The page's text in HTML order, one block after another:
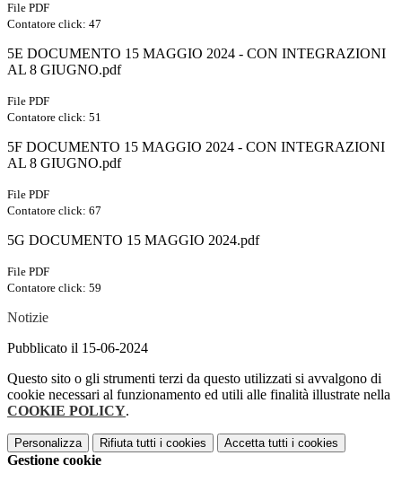
File PDF
Contatore click: 47
5E DOCUMENTO 15 MAGGIO 2024 - CON INTEGRAZIONI
AL 8 GIUGNO.pdf
File PDF
Contatore click: 51
5F DOCUMENTO 15 MAGGIO 2024 - CON INTEGRAZIONI
AL 8 GIUGNO.pdf
File PDF
Contatore click: 67
5G DOCUMENTO 15 MAGGIO 2024.pdf
File PDF
Contatore click: 59
Notizie
Pubblicato il 15-06-2024
Questo sito o gli strumenti terzi da questo utilizzati si avvalgono di
cookie necessari al funzionamento ed utili alle finalità illustrate nella
COOKIE POLICY.
Personalizza Rifiuta tutti i cookies Accetta tutti i cookies
Gestione cookie